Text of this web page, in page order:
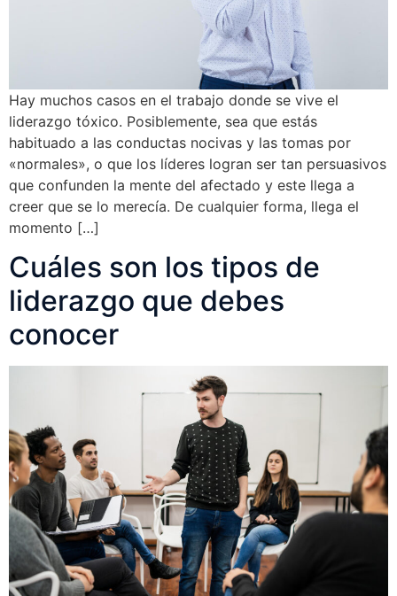
Hay muchos casos en el trabajo donde se vive el
liderazgo tóxico. Posiblemente, sea que estás
habituado a las conductas nocivas y las tomas por
«normales», o que los líderes logran ser tan persuasivos
que confunden la mente del afectado y este llega a
creer que se lo merecía. De cualquier forma, llega el
momento […]
Cuáles son los tipos de
liderazgo que debes
conocer